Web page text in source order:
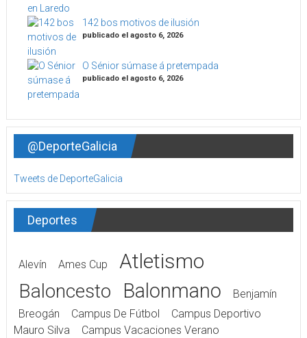
142 bos motivos de ilusión
publicado el agosto 6, 2026
O Sénior súmase á pretempada
publicado el agosto 6, 2026
@DeporteGalicia
Tweets de DeporteGalicia
Deportes
Alevín Ames Cup Atletismo
Baloncesto Balonmano
Benjamín
Breogán
Campus De Fútbol
Campus Deportivo
Mauro Silva
Campus Vacaciones Verano